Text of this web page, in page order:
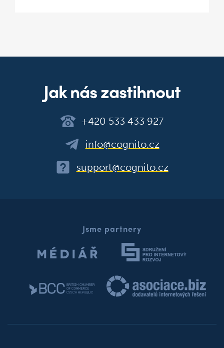
Jak nás zastihnout
+420 533 433 927
info@cognito.cz
support@cognito.cz
Jsme partnery